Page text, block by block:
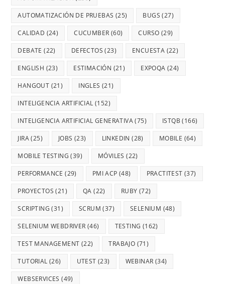
AUTOMATIZACIÓN DE PRUEBAS (25) BUGS (27)
CALIDAD (24) CUCUMBER (60) CURSO (29)
DEBATE (22) DEFECTOS (23) ENCUESTA (22)
ENGLISH (23) ESTIMACIÓN (21) EXPOQA (24)
HANGOUT (21) INGLES (21)
INTELIGENCIA ARTIFICIAL (152)
INTELIGENCIA ARTIFICIAL GENERATIVA(75) ISTQB (166)
JIRA(25) JOBS (23) LINKEDIN (28) MOBILE (64)
MOBILE TESTING (39) MÓVILES (22)
PERFORMANCE (29) PMI ACP (48) PRACTITEST (37)
PROYECTOS (21) QA (22) RUBY (72)
SCRIPTING (31) SCRUM (37) SELENIUM (48)
SELENIUM WEBDRIVER (46) TESTING (162)
TEST MANAGEMENT (22) TRABAJO (71)
TUTORIAL (26) UTEST (23) WEBINAR (34)
WEBSERVICES (49)